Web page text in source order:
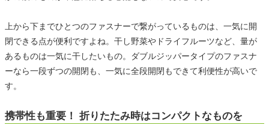
上から下までひとつのファスナーで繋がっているものは、一気に開
閉できる点が便利ですよね。干し野菜やドライフルーツなど、量が
あるものは一気に干したいもの。ダブルジッパータイプのファスナ
ーなら一段ずつの開閉も、一気に全段開閉もできて利便性が高いで
す。
携帯性も重要！ 折りたたみ時はコンパクトなものを